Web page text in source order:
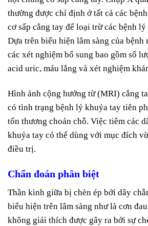
thường được chỉ định ở tất cả các
cơ sấp cẳng tay để loại trừ các bệnh
Dựa trên biểu hiện lâm sàng của bệnh
các xét nghiệm bổ sung bao gồm số
acid uric, máu lắng và xét nghiệm
Hình ảnh cộng hưởng từ (MRI) cẳng
có tình trạng bệnh lý khuỷa tay tiên
tổn thương choán chỗ. Việc tiêm các
khuỷa tay có thể dùng với mục đích
điều trị.
Chẩn đoán phân biệt
Thần kinh giữa bị chèn ép bởi dây
biểu hiện trên lâm sàng như là cơn
không giải thích được gây ra bởi sự